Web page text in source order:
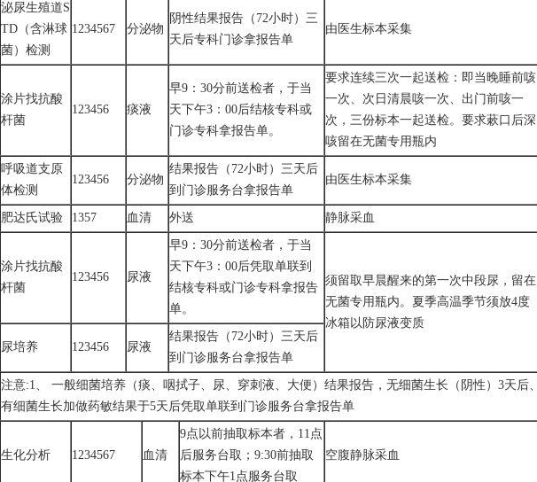
泌尿生殖道S
TD（含淋球
菌）检测
1234567 分泌物
阴性结果报告（ 72小时）三
天后专科门诊拿报告单
由医生标本采集
涂片找抗酸
杆菌
123456 痰液
早9：30分前送检者，于当
天下午3：00后结核专科或
门诊专科拿报告单。
要求连续三次一起送检：即当晚睡前咳
一次、次日清晨咳一次、出门前咳一
次，三份标本一起送检。要求蔌口后深
咳留在无菌专用瓶内
呼吸道支原
体检测
123456 分泌物
结果报告（ 72小时）三天后
到门诊服务台拿报告单
由医生标本采集
肥达氏试验 1357 血清 外送 静脉采血
涂片找抗酸
杆菌
123456 尿液
早9：30分前送检者，于当
天下午3：00后凭取单联到
结核专科或门诊专科拿报告
单。
须留取早晨醒来的第一次中段尿，留在
无菌专用瓶内。夏季高温季节须放4度
冰箱以防尿液变质
尿培养
123456 尿液
结果报告（ 72小时）三天后
到门诊服务台拿报告单
注意:1、 一般细菌培养（痰、咽拭子、尿、穿刺液、大便）结果报告，无细菌生长（阴性）3天后、
有细菌生长加做药敏结果于5天后凭取单联到门诊服务台拿报告单
生化分析 1234567 血清
9点以前抽取标本者， 11点
后服务台取；9:30前抽取
标本下午1点服务台取
空腹静脉采血